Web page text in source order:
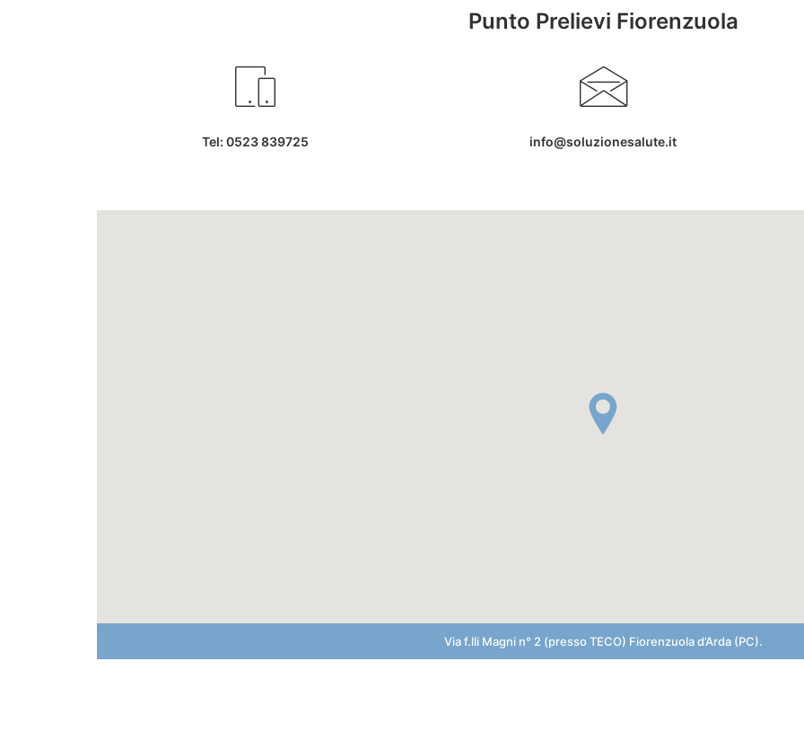
Punto Prelievi Fiorenzuola
Tel: 0523 839725 info@soluzionesalute.it
Via f.lli Magni n° 2 (presso TECO) Fiorenzuola d’Arda (PC).